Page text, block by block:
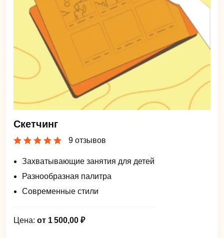
Скетчинг
9 отзывов
Захватывающие занятия для детей
Разнообразная палитра
Современные стили
Цена: от 1 500,00 ₽